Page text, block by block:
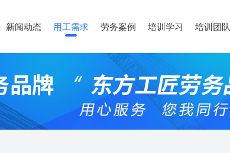
新闻动态 用工需求 劳务案例 培训学习 培训团队